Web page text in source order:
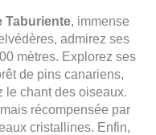
Taburiente, immense
admirez ses
mètres. Explorez ses
de pins canariens,
le chant des oiseaux.
récompensée par
cristallines. Enfin,